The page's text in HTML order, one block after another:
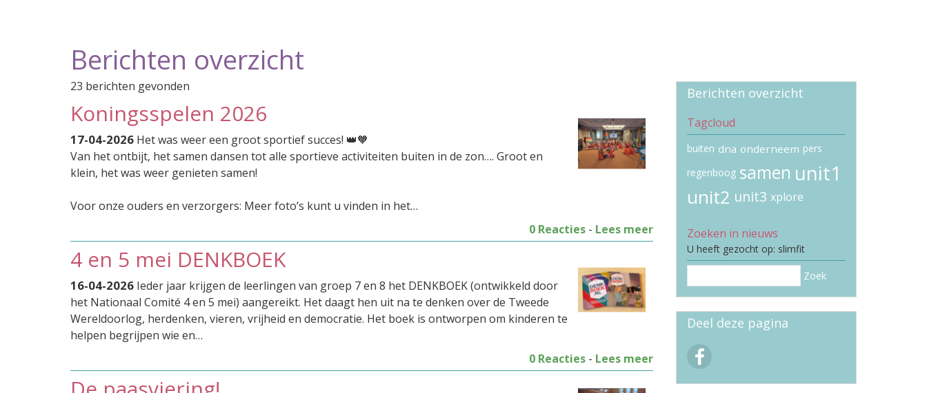
Berichten overzicht
23 berichten gevonden
Koningsspelen 2026
17-04-2026 Het was weer een groot sportief succes! 👑🧡
Van het ontbijt, het samen dansen tot alle sportieve activiteiten buiten in de zon…. Groot en
klein, het was weer genieten samen!
Voor onze ouders en verzorgers: Meer foto’s kunt u vinden in het…
0 Reacties - Lees meer
4 en 5 mei DENKBOEK
16-04-2026 Ieder jaar krijgen de leerlingen van groep 7 en 8 het DENKBOEK (ontwikkeld door
het Nationaal Comité 4 en 5 mei) aangereikt. Het daagt hen uit na te denken over de Tweede
Wereldoorlog, herdenken, vieren, vrijheid en democratie. Het boek is ontworpen om kinderen te
helpen begrijpen wie en…
0 Reacties - Lees meer
Berichten overzicht
Tagcloud
buiten dna onderneem pers
regenboog samen unit1
unit2 unit3 xplore
Zoeken in nieuws
U heeft gezocht op: slimfit
Zoek
Deel deze pagina